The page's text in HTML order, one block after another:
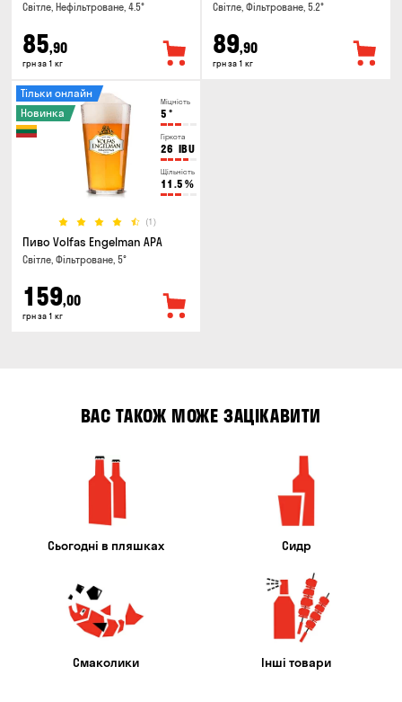
Світле, Нефільтроване, 4.5°
85,90
грн за 1 кг
Світле, Фільтроване, 5.2°
89,90
грн за 1 кг
Міцність
5 °
Гіркота
26 IBU
Щільність
11.5 %
(1)
Тільки онлайн
Новинка
Пиво Volfas Engelman APA
Світле, Фільтроване, 5°
159,00
грн за 1 кг
ВАС ТАКОЖ МОЖЕ ЗАЦІКАВИТИ
Сьогодні в пляшках Сидр
Смаколики Інші товари